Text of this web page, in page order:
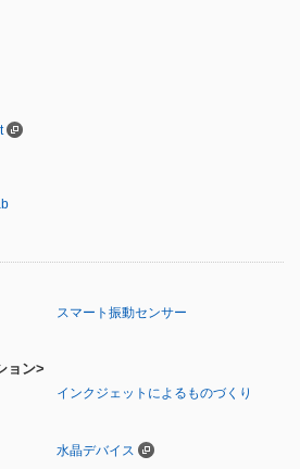
スマート振動センサー
ョン>
インクジェットによるものづくり
水晶デバイス